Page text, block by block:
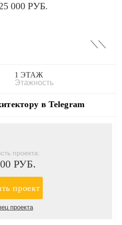
000 РУБ. ›
1 ЭТАЖ
Этажность
в Telegram
проекта:
РУБ.
проект
проекта